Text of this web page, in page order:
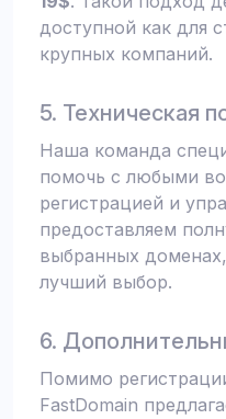
доступной как для
крупных компаний.
5. Техническая
Наша команда
помочь с любыми
регистрацией и
предоставляем
выбранных
лучший выбор.
6.
Помимо
FastDomain